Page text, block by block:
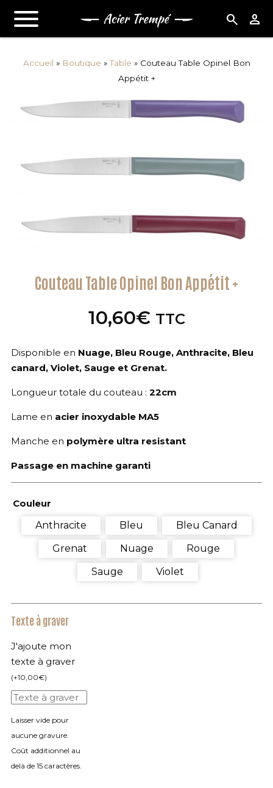
search person
Accueil » Boutique »Table » Couteau Table Opinel Bon
Appétit +
Couteau Table Opinel Bon Appétit +
10,60€ TTC
Disponible en Nuage, Bleu Rouge, Anthracite, Bleu
canard, Violet, Sauge et Grenat.
Longueur totale du couteau : 22cm
Lame en acier inoxydable MA5
Manche en polymère ultra resistant
Passage en machine garanti
Couleur
Anthracite
Bleu
Bleu Canard
Grenat
Nuage
Rouge
Sauge
Violet
Texte à graver
J'ajoute mon
texte à graver
(+10,00€)
Laisser vide pour
aucune gravure.
Coût additionnel au
delà de 15 caractères.